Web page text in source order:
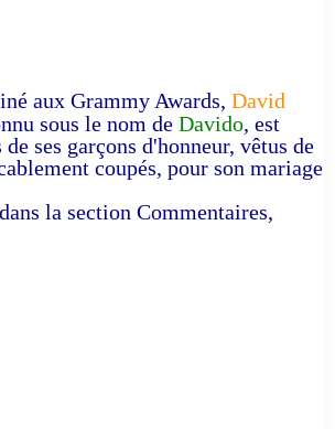
aux Grammy Awards, David
sous le nom de Davido, est
ses garçons d'honneur, vêtus de
coupés, pour son mariage
la section Commentaires,